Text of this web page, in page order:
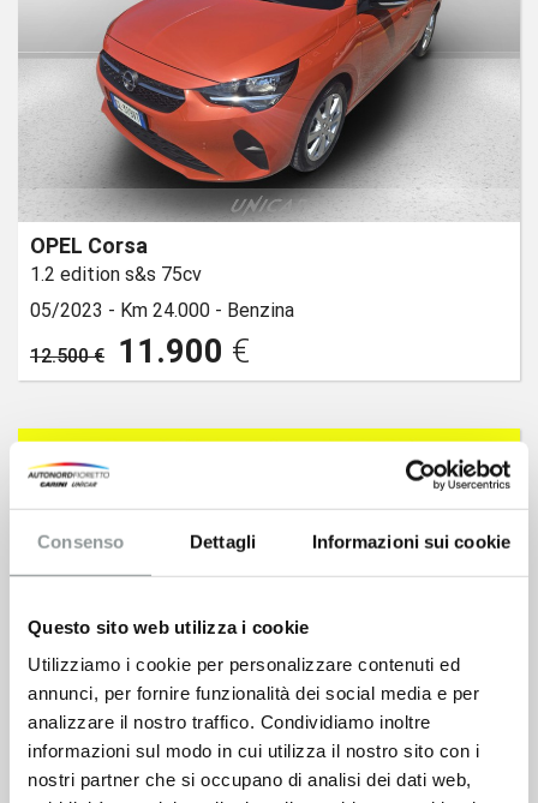
Consenso Dettagli Informazioni sui cookie
Questo sito web utilizza i cookie
Utilizziamo i cookie per personalizzare contenuti ed
annunci, per fornire funzionalità dei social media e per
analizzare il nostro traffico. Condividiamo inoltre
informazioni sul modo in cui utilizza il nostro sito con i
nostri partner che si occupano di analisi dei dati web,
OPEL Corsa
1.2 edition s&s 75cv
05/2023 - Km 24.000 - Benzina
12.500 €
11.900 €